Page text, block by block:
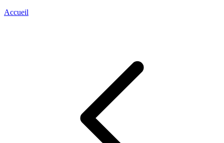
Accueil